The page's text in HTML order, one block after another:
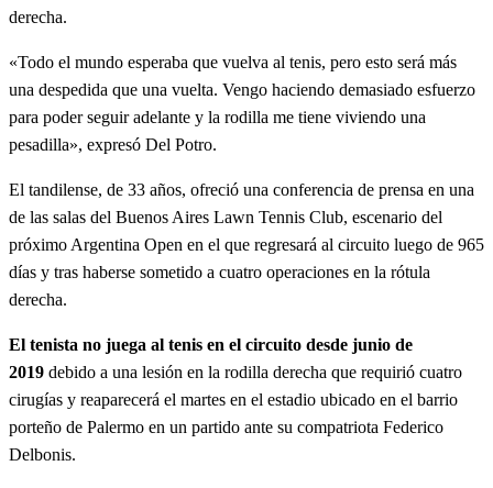
derecha.
«Todo el mundo esperaba que vuelva al tenis, pero esto será más
una despedida que una vuelta. Vengo haciendo demasiado esfuerzo
para poder seguir adelante y la rodilla me tiene viviendo una
pesadilla», expresó Del Potro.
El tandilense, de 33 años, ofreció una conferencia de prensa en una
de las salas del Buenos Aires Lawn Tennis Club, escenario del
próximo Argentina Open en el que regresará al circuito luego de 965
días y tras haberse sometido a cuatro operaciones en la rótula
derecha.
El tenista no juega al tenis en el circuito desde junio de
2019 debido a una lesión en la rodilla derecha que requirió cuatro
cirugías y reaparecerá el martes en el estadio ubicado en el barrio
porteño de Palermo en un partido ante su compatriota Federico
Delbonis.